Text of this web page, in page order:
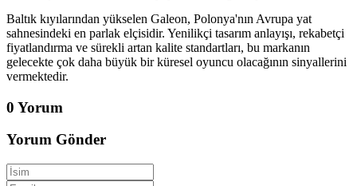
Baltık kıyılarından yükselen Galeon, Polonya'nın Avrupa yat
sahnesindeki en parlak elçisidir. Yenilikçi tasarım anlayışı, rekabetçi
fiyatlandırma ve sürekli artan kalite standartları, bu markanın
gelecekte çok daha büyük bir küresel oyuncu olacağının sinyallerini
vermektedir.
0 Yorum
Yorum Gönder